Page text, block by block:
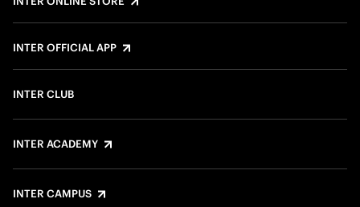
INTER OFFICIAL APP
INTER CLUB
INTER ACADEMY
INTER CAMPUS